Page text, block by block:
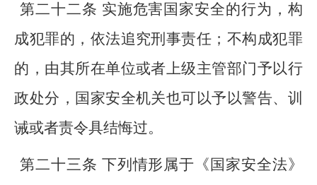
第二十二条 实施危害国家安全的行为，构
成犯罪的，依法追究刑事责任；不构成犯罪
的，由其所在单位或者上级主管部门予以行
政处分，国家安全机关也可以予以警告、训
诫或者责令具结悔过。
第二十三条 下列情形属于《国家安全法》